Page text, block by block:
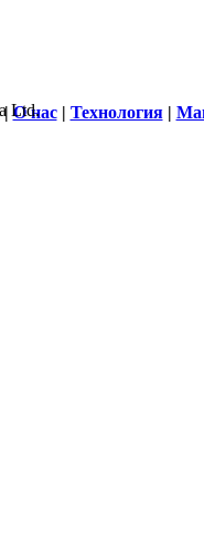
|О нас| Технология|
Ltd.